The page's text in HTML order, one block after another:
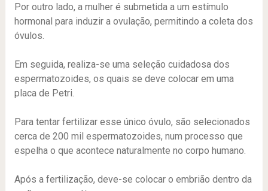
Por outro lado, a mulher é submetida a um estímulo
hormonal para induzir a ovulação, permitindo a coleta dos
óvulos.
Em seguida, realiza-se uma seleção cuidadosa dos
espermatozoides, os quais se deve colocar em uma
placa de Petri.
Para tentar fertilizar esse único óvulo, são selecionados
cerca de 200 mil espermatozoides, num processo que
espelha o que acontece naturalmente no corpo humano.
Após a fertilização, deve-se colocar o embrião dentro da